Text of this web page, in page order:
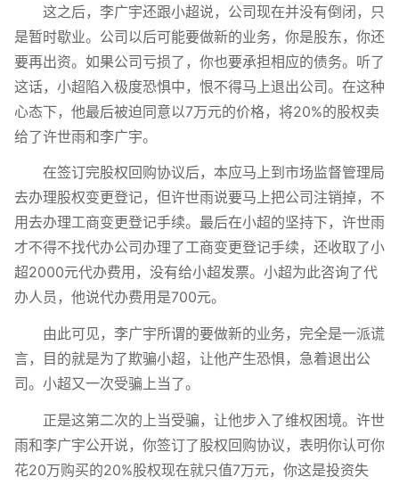
这之后，李广宇还跟小超说，公司现在并没有倒闭，只
是暂时歇业。公司以后可能要做新的业务，你是股东，你还
要再出资。如果公司亏损了，你也要承担相应的债务。听了
这话，小超陷入极度恐惧中，恨不得马上退出公司。在这种
心态下，他最后被迫同意以7万元的价格，将20%的股权卖
给了许世雨和李广宇。
在签订完股权回购协议后，本应马上到市场监督管理局
去办理股权变更登记，但许世雨说要马上把公司注销掉，不
用去办理工商变更登记手续。最后在小超的坚持下，许世雨
才不得不找代办公司办理了工商变更登记手续，还收取了小
超2000元代办费用，没有给小超发票。小超为此咨询了代
办人员，他说代办费用是700元。
由此可见，李广宇所谓的要做新的业务，完全是一派谎
言，目的就是为了欺骗小超，让他产生恐惧，急着退出公
司。小超又一次受骗上当了。
正是这第二次的上当受骗，让他步入了维权困境。许世
雨和李广宇公开说，你签订了股权回购协议，表明你认可你
花20万购买的20%股权现在就只值7万元，你这是投资失